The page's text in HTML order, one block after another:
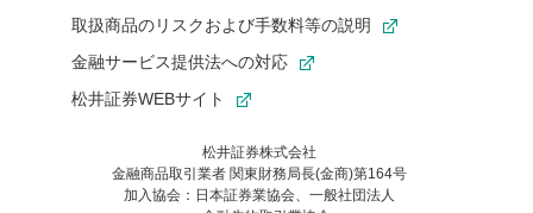
取扱商品のリスクおよび手数料等の説明
金融サービス提供法への対応
松井証券WEBサイト
松井証券株式会社
金融商品取引業者 関東財務局長(金商)第164号
加入協会：日本証券業協会、一般社団法人
お気に入り機能は松井証券の会員限定の機能です。
お気に入り登録いただくと、後からいつでもお気に入りのコンテ